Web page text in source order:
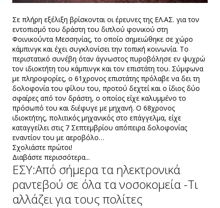
Σε πλήρη εξέλιξη βρίσκονται οι έρευνες της ΕΛ.ΑΣ. για τον
εντοπισμό του δράστη του διπλού φονικού στη
Φοινικούντα Μεσσηνίας, το οποίο σημειώθηκε σε χώρο
κάμπινγκ και έχει συγκλονίσει την τοπική κοινωνία. Το
περιστατικό συνέβη όταν άγνωστος πυροβόλησε εν ψυχρώ
τον ιδιοκτήτη του κάμπινγκ και τον επιστάτη του. Σύμφωνα
με πληροφορίες, ο 61χρονος επιστάτης πρόλαβε να δει τη
δολοφονία του φίλου του, προτού δεχτεί και ο ίδιος δύο
σφαίρες από τον δράστη, ο οποίος είχε καλυμμένο το
πρόσωπό του και διέφυγε με μηχανή. Ο 68χρονος
ιδιοκτήτης, πολιτικός μηχανικός στο επάγγελμα, είχε
καταγγείλει στις 7 Σεπτεμβρίου απόπειρα δολοφονίας
εναντίον του με αεροβόλο…
Σχολιάστε πρώτοι!
Διαβάστε περισσότερα...
ΕΣΥ:Από σήμερα τα ηλεκτρονικά
ραντεβού σε όλα τα νοσοκομεία -Τι
αλλάζει για τους πολίτες